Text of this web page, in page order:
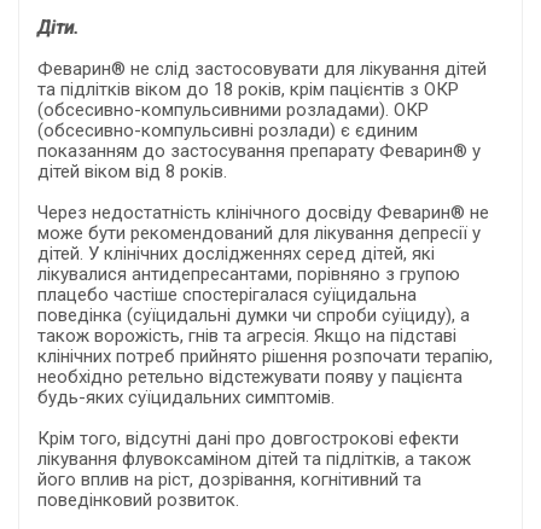
Діти.
Феварин® не слід застосовувати для лікування дітей
та підлітків віком до 18 років, крім пацієнтів з ОКР
(обсесивно-компульсивними розладами). ОКР
(обсесивно-компульсивні розлади) є єдиним
показанням до застосування препарату Феварин® у
дітей віком від 8 років.
Через недостатність клінічного досвіду Феварин® не
може бути рекомендований для лікування депресії у
дітей. У клінічних дослідженнях серед дітей, які
лікувалися антидепресантами, порівняно з групою
плацебо частіше спостерігалася суїцидальна
поведінка (суїцидальні думки чи спроби суїциду), а
також ворожість, гнів та агресія. Якщо на підставі
клінічних потреб прийнято рішення розпочати терапію,
необхідно ретельно відстежувати появу у пацієнта
будь-яких суїцидальних симптомів.
Крім того, відсутні дані про довгострокові ефекти
лікування флувоксаміном дітей та підлітків, а також
його вплив на ріст, дозрівання, когнітивний та
поведінковий розвиток.